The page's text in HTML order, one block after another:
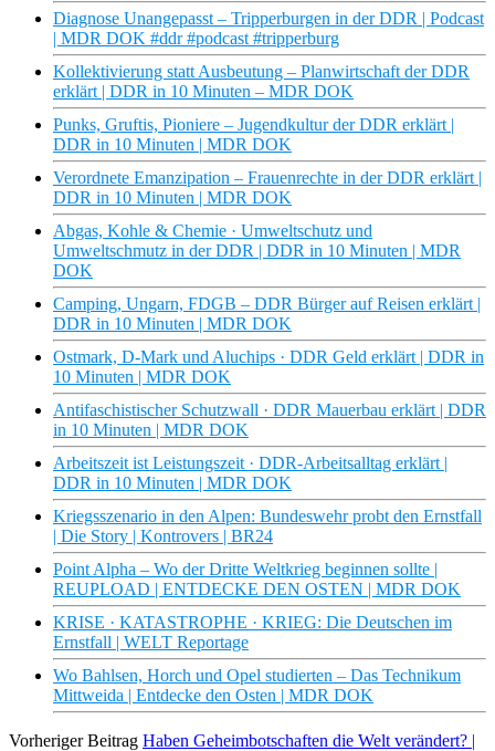
Diagnose Unangepasst – Tripperburgen in der DDR | Podcast
| MDR DOK #ddr #podcast #tripperburg
Kollektivierung statt Ausbeutung – Planwirtschaft der DDR
erklärt | DDR in 10 Minuten – MDR DOK
Punks, Gruftis, Pioniere – Jugendkultur der DDR erklärt |
DDR in 10 Minuten | MDR DOK
Verordnete Emanzipation – Frauenrechte in der DDR erklärt |
DDR in 10 Minuten | MDR DOK
Abgas, Kohle & Chemie · Umweltschutz und
Umweltschmutz in der DDR | DDR in 10 Minuten | MDR
DOK
Camping, Ungarn, FDGB – DDR Bürger auf Reisen erklärt |
DDR in 10 Minuten | MDR DOK
Ostmark, D-Mark und Aluchips · DDR Geld erklärt | DDR in
10 Minuten | MDR DOK
Antifaschistischer Schutzwall · DDR Mauerbau erklärt | DDR
in 10 Minuten | MDR DOK
Arbeitszeit ist Leistungszeit · DDR-Arbeitsalltag erklärt |
DDR in 10 Minuten | MDR DOK
Kriegsszenario in den Alpen: Bundeswehr probt den Ernstfall
| Die Story | Kontrovers | BR24
Point Alpha – Wo der Dritte Weltkrieg beginnen sollte |
REUPLOAD | ENTDECKE DEN OSTEN | MDR DOK
KRISE · KATASTROPHE · KRIEG: Die Deutschen im
Ernstfall | WELT Reportage
Wo Bahlsen, Horch und Opel studierten – Das Technikum
Mittweida | Entdecke den Osten | MDR DOK
Vorheriger Beitrag Haben Geheimbotschaften die Welt verändert? |